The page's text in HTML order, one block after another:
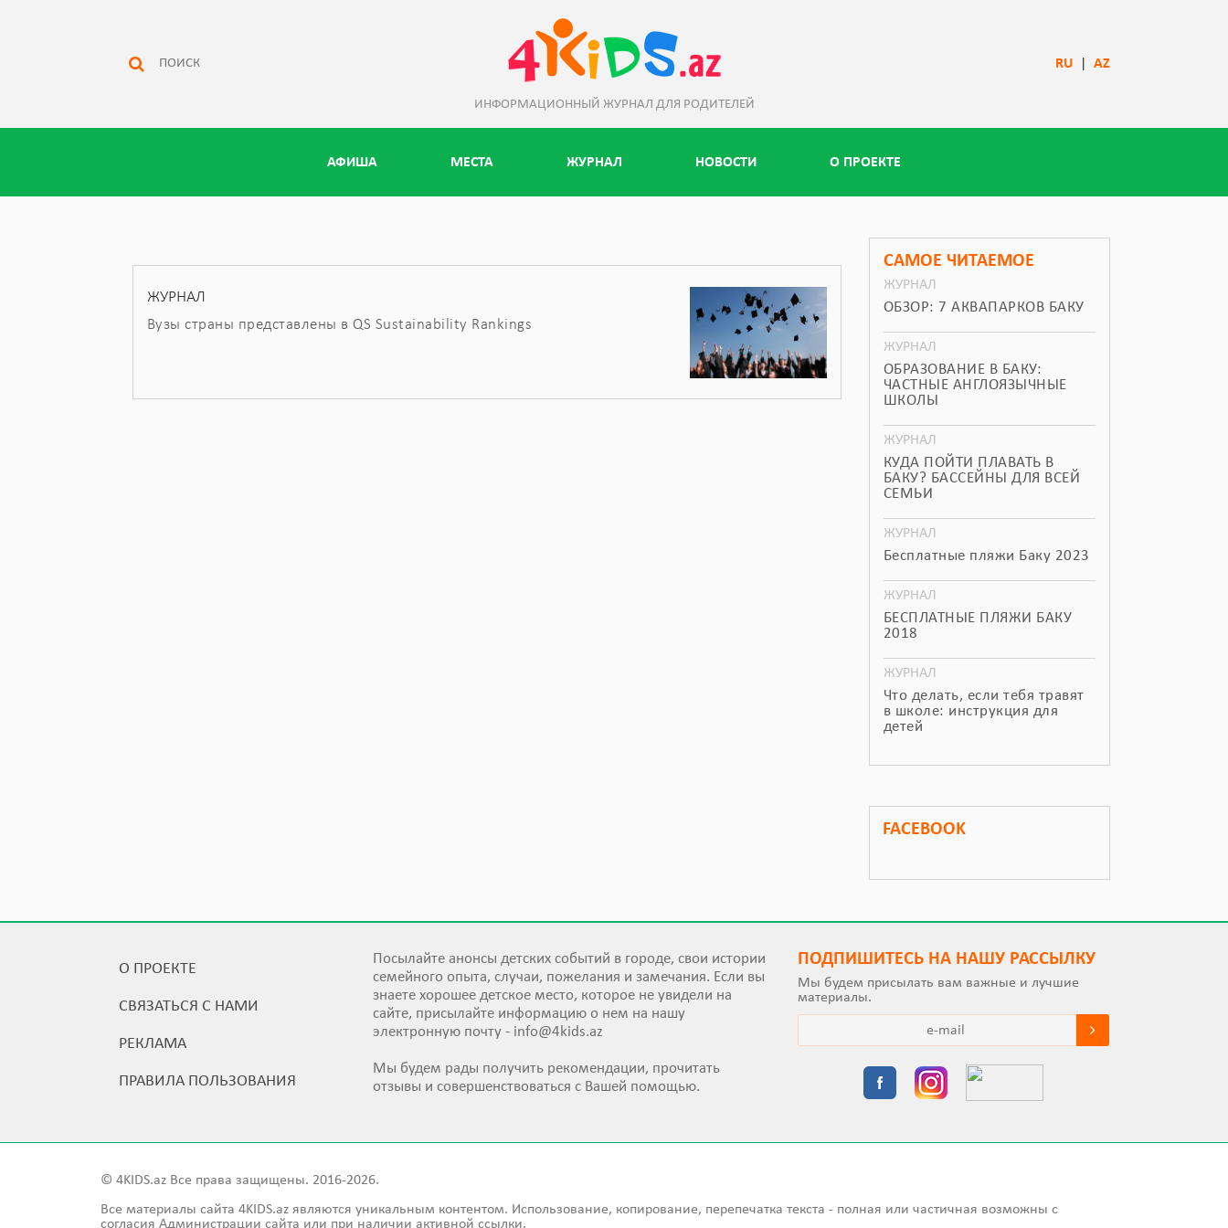
ИНФОРМАЦИОННЫЙ ЖУРНАЛ ДЛЯ РОДИТЕЛЕЙ
RU| AZ
АФИША МЕСТА ЖУРНАЛ НОВОСТИ О ПРОЕКТЕ
ЖУРНАЛ
Вузы страны представлены в QS Sustainability Rankings
САМОЕ ЧИТАЕМОЕ
ЖУРНАЛ
ОБЗОР: 7 АКВАПАРКОВ БАКУ
ЖУРНАЛ
ОБРАЗОВАНИЕ В БАКУ:
ЧАСТНЫЕ АНГЛОЯЗЫЧНЫЕ
ШКОЛЫ
ЖУРНАЛ
КУДА ПОЙТИ ПЛАВАТЬ В
БАКУ? БАССЕЙНЫ ДЛЯ ВСЕЙ
СЕМЬИ
ЖУРНАЛ
Бесплатные пляжи Баку 2023
ЖУРНАЛ
БЕСПЛАТНЫЕ ПЛЯЖИ БАКУ
2018
ЖУРНАЛ
Что делать, если тебя травят
в школе: инструкция для
детей
FACEBOOK
О ПРОЕКТЕ
СВЯЗАТЬСЯ С НАМИ
РЕКЛАМА
ПРАВИЛА ПОЛЬЗОВАНИЯ
Посылайте анонсы детских событий в городе, свои истории
семейного опыта, случаи, пожелания и замечания. Если вы
знаете хорошее детское место, которое не увидели на
сайте, присылайте информацию о нем на нашу
электронную почту - info@4kids.az
Мы будем рады получить рекомендации, прочитать
отзывы и совершенствоваться с Вашей помощью.
ПОДПИШИТEСЬ НА НАШУ РАССЫЛКУ
Мы будем присылать вам важные и лучшие
материалы.
© 4KIDS.az Все права защищены. 2016-2026.
Все материалы сайта 4KIDS.az являются уникальным контентом. Использование, копирование, перепечатка текста - полная или частичная возможны с
согласия Администрации сайта или при наличии активной ссылки.